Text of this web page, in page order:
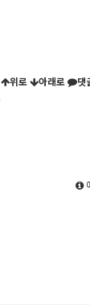
위로
아래로 댓